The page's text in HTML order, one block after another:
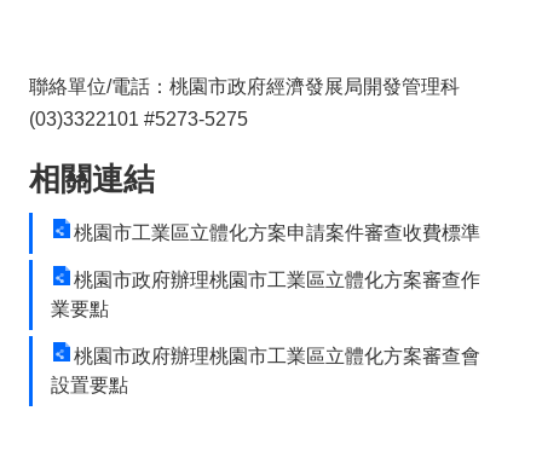
聯絡單位/電話：桃園市政府經濟發展局開發管理科
(03)3322101 #5273-5275
相關連結
桃園市工業區立體化方案申請案件審查收費標準
桃園市政府辦理桃園市工業區立體化方案審查作
業要點
桃園市政府辦理桃園市工業區立體化方案審查會
設置要點